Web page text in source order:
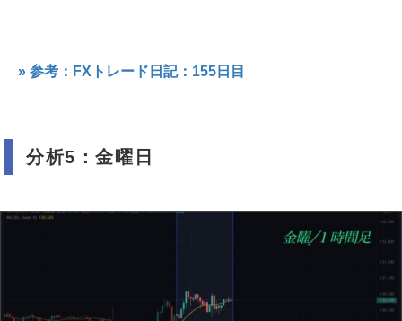
» 参考：FXトレード日記：155日目
分析5：金曜日